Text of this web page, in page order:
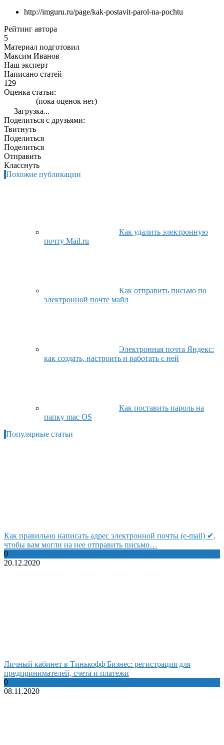
http://imguru.ru/page/kak-postavit-parol-na-pochtu
Рейтинг автора
5
Материал подготовил
Максим Иванов
Наш эксперт
Написано статей
129
Оценка статьи:
(пока оценок нет)
Загрузка...
Поделиться с друзьями:
Твитнуть
Поделиться
Поделиться
Отправить
Класснуть
Похожие публикации
Как удалить электронную
почту Mail.ru
Как отправить письмо по
электронной почте майл
Электронная почта Яндекс:
как создать, настроить и работать с ней
Как поставить пароль на
папку mac OS
Популярные статьи
Как правильно написать адрес электронной почты (e-mail) ✔,
чтобы вам могли на нее отправить письмо…
0
20.12.2020
Личный кабинет в Тинькофф Бизнес: регистрация для
предпринимателей, счета и платежи
0
08.11.2020